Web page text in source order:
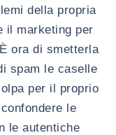
della propria
il marketing per
ora di smetterla
spam le caselle
per il proprio
le
le autentiche